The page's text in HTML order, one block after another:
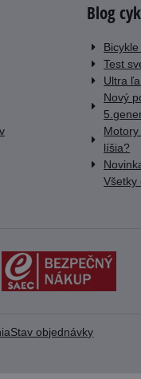
Blog
Test
Ultra
Nový
líšia?
Všetky
Stav objednávky